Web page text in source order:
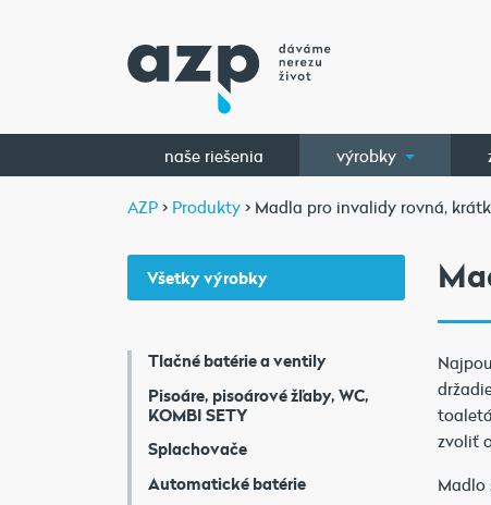
naše riešenia výrobky
AZP > Produkty > Madla pro invalidy rovná,
Všetky výrobky
Tlačné batérie a ventily
Pisoáre, pisoárové žľaby, WC,
KOMBI SETY
Splachovače
Automatické batérie
zvoliť
Madlo